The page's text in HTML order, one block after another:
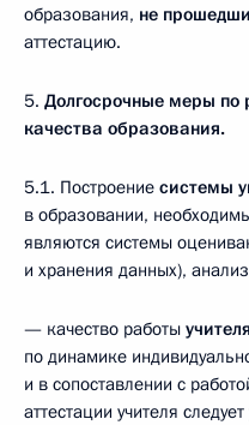
образования, не
аттестацию.
5. Долгосрочные меры
качества образования.
5.1. Построение системы
в образовании,
являются системы
и хранения данных),
— качество работы учителя
по динамике
и в сопоставлении с
аттестации учителя